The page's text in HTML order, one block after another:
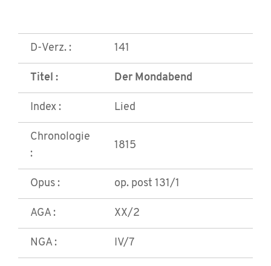
D-Verz. : 141
Titel : Der Mondabend
Index : Lied
Chronologie
:
1815
Opus : op. post 131/1
AGA : XX/2
NGA : IV/7